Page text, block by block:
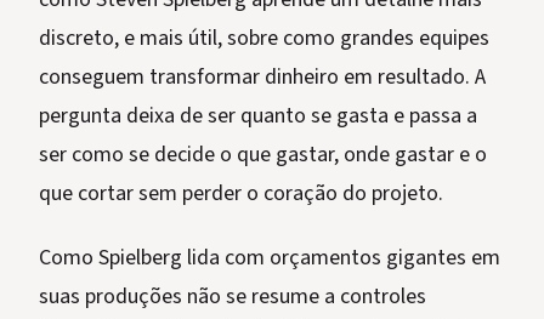
discreto, e mais útil, sobre como grandes equipes
conseguem transformar dinheiro em resultado. A
pergunta deixa de ser quanto se gasta e passa a
ser como se decide o que gastar, onde gastar e o
que cortar sem perder o coração do projeto.
Como Spielberg lida com orçamentos gigantes em
suas produções não se resume a controles